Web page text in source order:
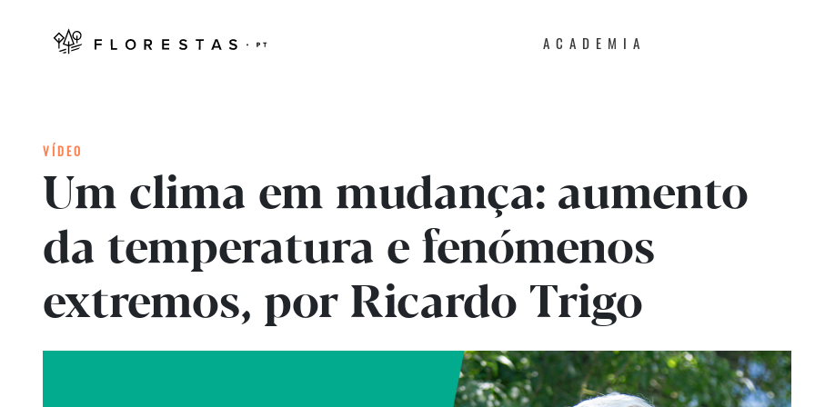
ACADEMIA
VÍDEO
Um clima em mudança: aumento
da temperatura e fenómenos
extremos, por Ricardo Trigo